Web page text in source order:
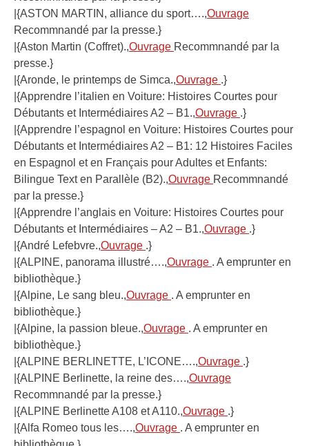
|{ASTON MARTIN, alliance du sport….,Ouvrage
Recommnandé par la presse.}
|{Aston Martin (Coffret).,Ouvrage Recommnandé par la
presse.}
|{Aronde, le printemps de Simca.,Ouvrage .}
|{Apprendre l’italien en Voiture: Histoires Courtes pour
Débutants et Intermédiaires A2 – B1.,Ouvrage .}
|{Apprendre l’espagnol en Voiture: Histoires Courtes pour
Débutants et Intermédiaires A2 – B1: 12 Histoires Faciles
en Espagnol et en Français pour Adultes et Enfants:
Bilingue Text en Parallèle (B2).,Ouvrage Recommnandé
par la presse.}
|{Apprendre l’anglais en Voiture: Histoires Courtes pour
Débutants et Intermédiaires – A2 – B1.,Ouvrage .}
|{André Lefebvre.,Ouvrage .}
|{ALPINE, panorama illustré….,Ouvrage . A emprunter en
bibliothèque.}
|{Alpine, Le sang bleu.,Ouvrage . A emprunter en
bibliothèque.}
|{Alpine, la passion bleue.,Ouvrage . A emprunter en
bibliothèque.}
|{ALPINE BERLINETTE, L’ICONE….,Ouvrage .}
|{ALPINE Berlinette, la reine des….,Ouvrage
Recommnandé par la presse.}
|{ALPINE Berlinette A108 et A110.,Ouvrage .}
|{Alfa Romeo tous les….,Ouvrage . A emprunter en